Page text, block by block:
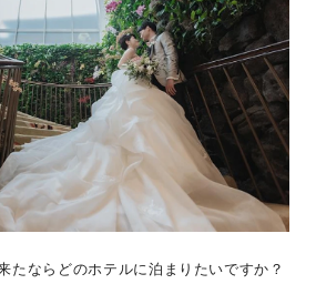
たならどのホテルに泊まりたいですか？